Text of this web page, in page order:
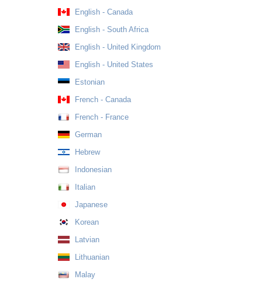
English - Canada
English - South Africa
English - United Kingdom
English - United States
Estonian
French - Canada
French - France
German
Hebrew
Indonesian
Italian
Japanese
Korean
Latvian
Lithuanian
Malay